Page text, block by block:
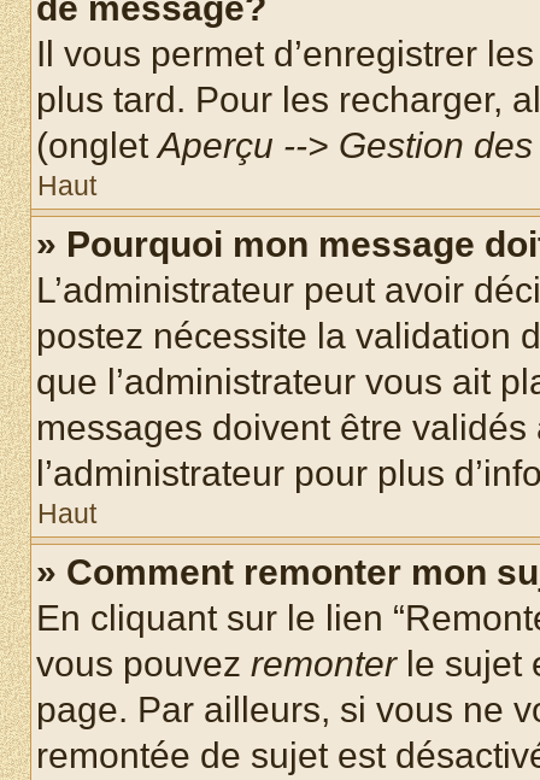
Il vous permet d’enregistrer
plus tard. Pour les recharger,
(ongletAperçu --> Gestion
Haut
» Pourquoi mon message
L’administrateur peut avoir
postez nécessite la validation
que l’administrateur vous ait
messages doivent être validés
l’administrateur pour plus
Haut
» Comment remonter mon
En cliquant sur le lien
vous pouvez remonterle sujet
page. Par ailleurs, si vous ne
remontée de sujet est